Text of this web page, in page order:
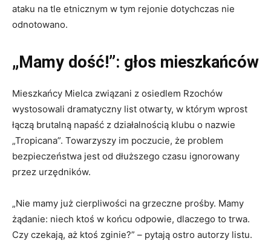
ataku na tle etnicznym w tym rejonie dotychczas nie
odnotowano.
„Mamy dość!”: głos mieszkańców
Mieszkańcy Mielca związani z osiedlem Rzochów
wystosowali dramatyczny list otwarty, w którym wprost
łączą brutalną napaść z działalnością klubu o nazwie
„Tropicana”. Towarzyszy im poczucie, że problem
bezpieczeństwa jest od dłuższego czasu ignorowany
przez urzędników.
„Nie mamy już cierpliwości na grzeczne prośby. Mamy
żądanie: niech ktoś w końcu odpowie, dlaczego to trwa.
Czy czekają, aż ktoś zginie?” – pytają ostro autorzy listu.